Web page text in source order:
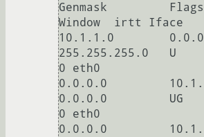
Genmask         Flags
Window  irtt Iface
10.1.1.0
255.255.255.0   U
0 eth0
0.0.0.0
0.0.0.0         UG
0 eth0
0.0.0.0